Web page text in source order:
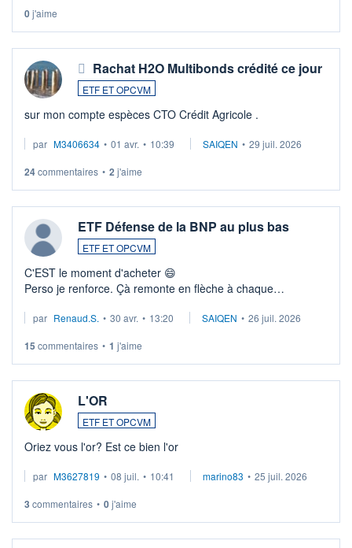
0j'aime
Rachat H2O Multibonds crédité ce jour
ETF ET OPCVM
sur mon compte espèces CTO Crédit Agricole .
par M3406634 • 01 avr. • 10:39 SAIQEN • 29 juil. 2026
24commentaires • 2 j'aime
ETF Défense de la BNP au plus bas
ETF ET OPCVM
C'EST le moment d'acheter 😄​
Perso je renforce. Çà remonte en flèche à chaque
Investissement long terme tip top pour sa retraite.
par Renaud.S. • 30 avr. • 13:20 SAIQEN • 26 juil. 2026
15 commentaires • 1 j'aime
L'OR
ETF ET OPCVM
Oriez vous l'or? Est ce bien l'or
par M3627819 • 08 juil. • 10:41 marino83 • 25 juil. 2026
3 commentaires • 0j'aime